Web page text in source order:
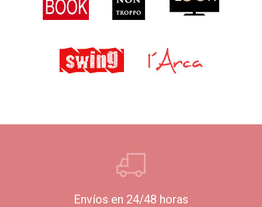
Envíos en 24/48 horas